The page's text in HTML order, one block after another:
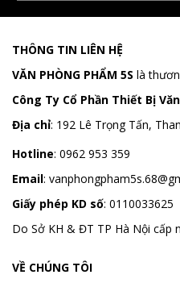
THÔNG TIN LIÊN HỆ
VĂN PHÒNG PHẨM 5S là
Công Ty Cổ Phần Thiết Bị
Địa chỉ: 192 Lê Trọng Tấn,
Hotline: 0962 953 359
Email:
Giấy phép KD số: 0110033625
Do Sở KH & ĐT TP Hà Nội cấp
VỀ CHÚNG TÔI